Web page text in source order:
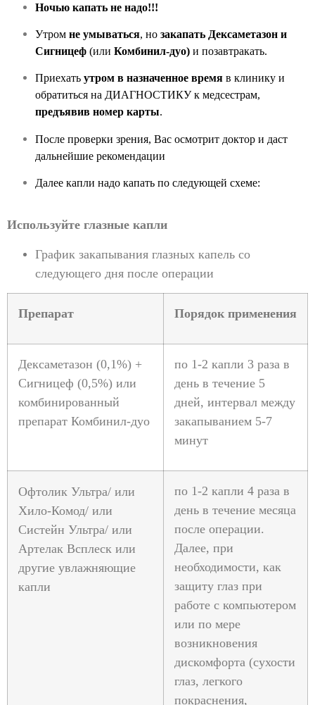
Ночью капать не надо!!!
Утром не умываться, но закапать Дексаметазон и
Сигницеф (или Комбинил-дуо) и позавтракать.
Приехать утром в назначенное время в клинику и
обратиться на ДИАГНОСТИКУ к медсестрам,
предъявив номер карты.
После проверки зрения, Вас осмотрит доктор и даст
дальнейшие рекомендации
Далее капли надо капать по следующей схеме:
Используйте глазные капли
График закапывания глазных капель со
следующего дня после операции
Препарат Порядок применения
Дексаметазон (0,1%) +
Сигницеф (0,5%) или
комбинированный
препарат Комбинил-дуо
по 1-2 капли 3 раза в
день в течение 5
дней, интервал между
закапыванием 5-7
минут
Офтолик Ультра/ или
Хило-Комод/ или
Систейн Ультра/ или
Артелак Всплеск или
другие увлажняющие
капли
по 1-2 капли 4 раза в
день в течение месяца
после операции.
Далее, при
необходимости, как
защиту глаз при
работе с компьютером
или по мере
возникновения
дискомфорта (сухости
глаз, легкого
покраснения,